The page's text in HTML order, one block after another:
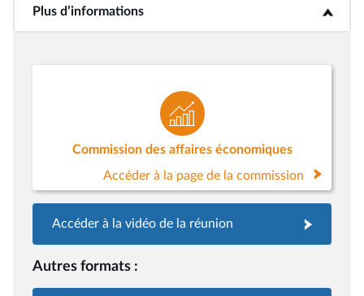
Plus d’informations<b>Plus d’informations</b>
Commission des affaires économiques
Accéder à la page de la commission
Accéder à la vidéo de la réunion
Autres formats :